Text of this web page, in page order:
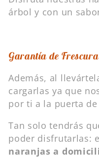
árbol y con un
Garantía de
Además, al
cargarlas ya que
por ti a la puerta de
Tan solo tendrás
poder disfrutarlas:
naranjas a